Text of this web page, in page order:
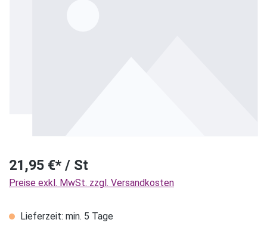
21,95 €* / St
Preise exkl. MwSt. zzgl. Versandkosten
Lieferzeit: min. 5 Tage